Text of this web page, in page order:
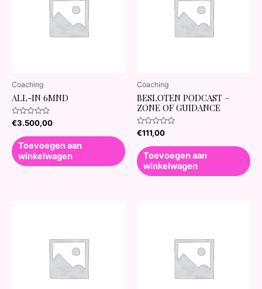
Coaching
ALL-IN 6MND
Waardering
0
5
€3.500,00
Toevoegen aan
winkelwagen
Coaching
BESLOTEN PODCAST –
ZONE OF GUIDANCE
Waardering
0
5
€111,00
Toevoegen aan
winkelwagen